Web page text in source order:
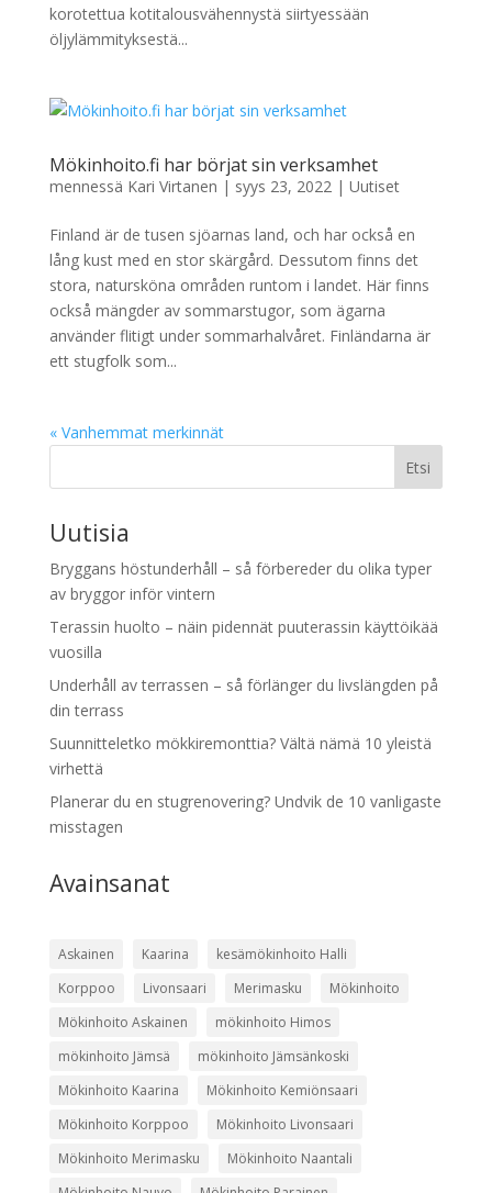
korotettua kotitalousvähennystä siirtyessään
öljylämmityksestä...
Mökinhoito.fi har börjat sin verksamhet
mennessä Kari Virtanen | syys 23, 2022 | Uutiset
Finland är de tusen sjöarnas land, och har också en
lång kust med en stor skärgård. Dessutom finns det
stora, natursköna områden runtom i landet. Här finns
också mängder av sommarstugor, som ägarna
använder flitigt under sommarhalvåret. Finländarna är
ett stugfolk som...
« Vanhemmat merkinnät
Etsi
Uutisia
Bryggans höstunderhåll – så förbereder du olika typer
av bryggor inför vintern
Terassin huolto – näin pidennät puuterassin käyttöikää
vuosilla
Underhåll av terrassen – så förlänger du livslängden på
din terrass
Suunnitteletko mökkiremonttia? Vältä nämä 10 yleistä
virhettä
Planerar du en stugrenovering? Undvik de 10 vanligaste
misstagen
Avainsanat
Askainen Kaarina
kesämökinhoito Halli
Korppoo
Livonsaari Merimasku
Mökinhoito
Mökinhoito Askainen
mökinhoito Himos
mökinhoito Jämsä
mökinhoito Jämsänkoski
Mökinhoito Kaarina
Mökinhoito Kemiönsaari
Mökinhoito Korppoo
Mökinhoito Livonsaari
Mökinhoito Merimasku
Mökinhoito Naantali